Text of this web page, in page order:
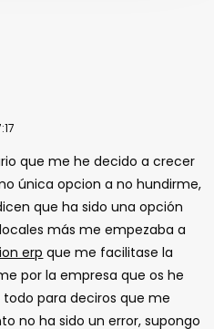
que me he decido a crecer
única opcion a no hundirme,
que ha sido una opción
más me empezaba a
erp que me facilitase la
por la empresa que os he
para deciros que me
no ha sido un error, supongo